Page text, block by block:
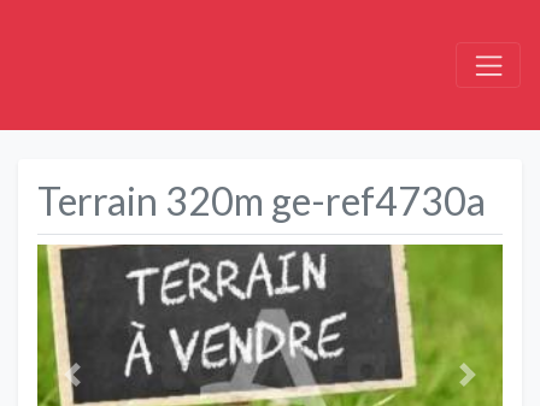
Terrain 320m ge-ref4730a
Précédent Suivant